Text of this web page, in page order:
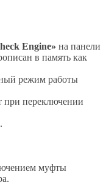
Engine» на панели
в память как
режим работы
при переключении
муфты